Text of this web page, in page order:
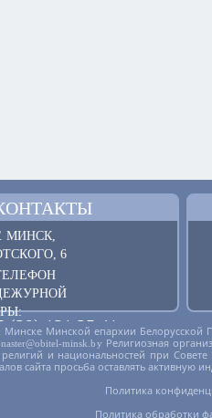
МИНСК,
6
(29) 121 25 41
СВЯЗЬ
Минске Минской епархии
minsk.by Религиозная
и национальностей при
сайта просьба оставлять активную
Политика
Политика обработки